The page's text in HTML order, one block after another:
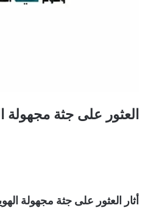
العثور على جثة مجهولة
أثار العثور على جثة مجهولة